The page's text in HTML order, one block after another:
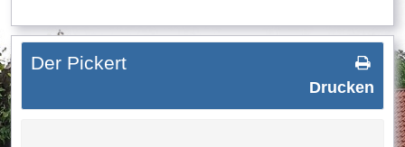
Drucken
Der Pickert